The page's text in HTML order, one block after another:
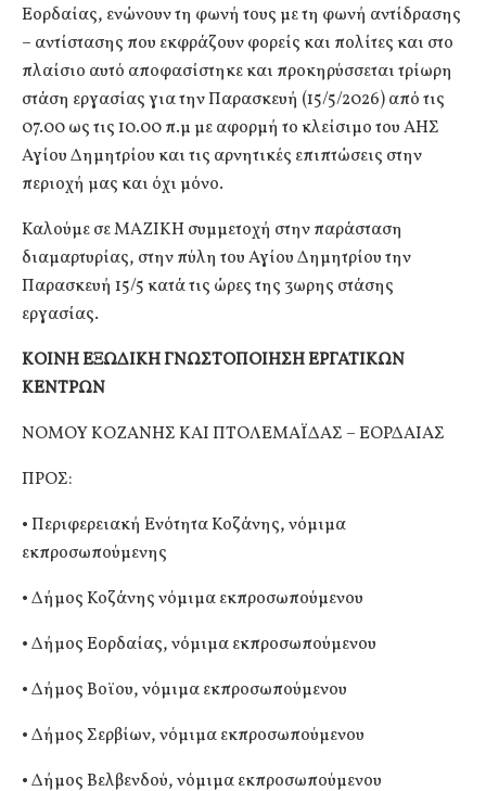
Εορδαίας, ενώνουν τη φωνή τους με τη φωνή αντίδρασης
– αντίστασης που εκφράζουν φορείς και πολίτες και στο
πλαίσιο αυτό αποφασίστηκε και προκηρύσσεται τρίωρη
στάση εργασίας για την Παρασκευή (15/5/2026) από τις
07.00 ως τις 10.00 π.μ με αφορμή το κλείσιμο του ΑΗΣ
Αγίου Δημητρίου και τις αρνητικές επιπτώσεις στην
περιοχή μας και όχι μόνο.
Καλούμε σε ΜΑΖΙΚΗ συμμετοχή στην παράσταση
διαμαρτυρίας, στην πύλη του Αγίου Δημητρίου την
Παρασκευή 15/5 κατά τις ώρες της 3ωρης στάσης
εργασίας.
ΚΟΙΝΗ ΕΞΩΔΙΚΗ ΓΝΩΣΤΟΠΟΙΗΣΗ ΕΡΓΑΤΙΚΩΝ
ΚΕΝΤΡΩΝ
ΝΟΜΟΥ ΚΟΖΑΝΗΣ ΚΑΙ ΠΤΟΛΕΜΑΪΔΑΣ – ΕΟΡΔΑΙΑΣ
ΠΡΟΣ:
• Περιφερειακή Ενότητα Κοζάνης, νόμιμα
εκπροσωπούμενης
• Δήμος Κοζάνης νόμιμα εκπροσωπούμενου
• Δήμος Εορδαίας, νόμιμα εκπροσωπούμενου
• Δήμος Βοϊου, νόμιμα εκπροσωπούμενου
• Δήμος Σερβίων, νόμιμα εκπροσωπούμενου
• Δήμος Βελβενδού, νόμιμα εκπροσωπούμενου